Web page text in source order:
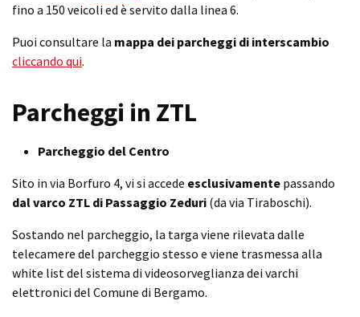
fino a 150 veicoli ed è servito dalla linea 6.
Puoi consultare la mappa dei parcheggi di interscambio
cliccando qui.
Parcheggi in ZTL
Parcheggio del Centro
Sito in via Borfuro 4, vi si accede esclusivamente passando
dal varco ZTL di Passaggio Zeduri (da via Tiraboschi).
Sostando nel parcheggio, la targa viene rilevata dalle
telecamere del parcheggio stesso e viene trasmessa alla
white list del sistema di videosorveglianza dei varchi
elettronici del Comune di Bergamo.